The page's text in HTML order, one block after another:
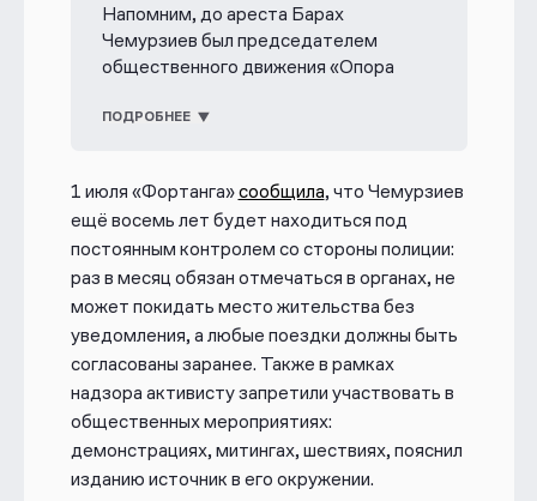
Напомним, до ареста Барах
Чемурзиев был председателем
общественного движения «Опора
Всемирного конгресса ингушского
проведение митинга в Магасе против
незаконной передачи земель Чечне.
После окончания согласованного
времени акции он уехал домой. В
итоге силовики разогнали мирный
протест, сотни людей задержали.
обвинили в организации насилия в
отношении представителей власти и
создании экстремистского
сообщества. В декабре 2021
ПОДРОБНЕЕ
1 июля «Фортанга»сообщила, что Чемурзиев
ещё восемь лет будет находиться под
постоянным контролем со стороны полиции:
раз в месяц обязан отмечаться в органах, не
может покидать место жительства без
уведомления, а любые поездки должны быть
согласованы заранее. Также в рамках
надзора активисту запретили участвовать в
общественных мероприятиях:
демонстрациях, митингах, шествиях, пояснил
изданию источник в его окружении.